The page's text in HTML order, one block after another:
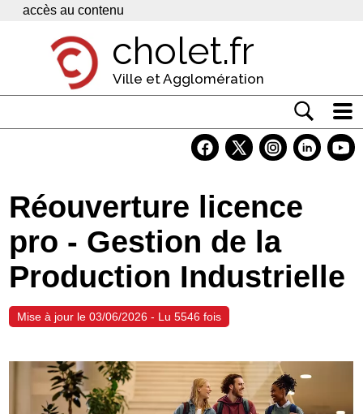
Panneau de gestion des cookies
accès au contenu
cholet.fr
Ville et Agglomération
Economie
Services
Contacts
Réouverture licence
pro - Gestion de la
Production Industrielle
Mise à jour le 03/06/2026 - Lu 5546 fois